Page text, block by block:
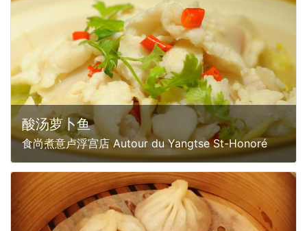
酸汤萝卜鱼
食尚煮意卢浮宫店 Autour du Yangtse St-Honoré